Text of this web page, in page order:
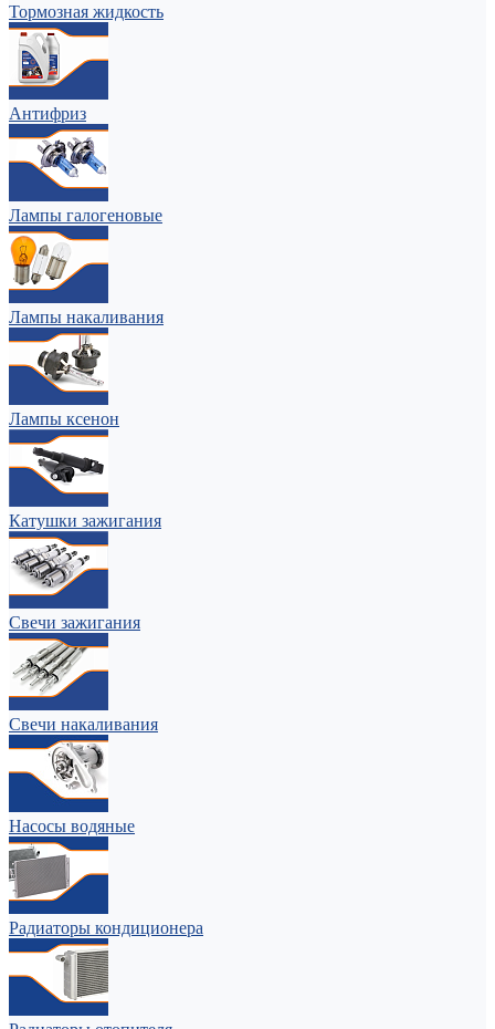
Тормозная жидкость
Антифриз
Лампы галогеновые
Лампы накаливания
Лампы ксенон
Катушки зажигания
Свечи зажигания
Свечи накаливания
Насосы водяные
Радиаторы кондиционера